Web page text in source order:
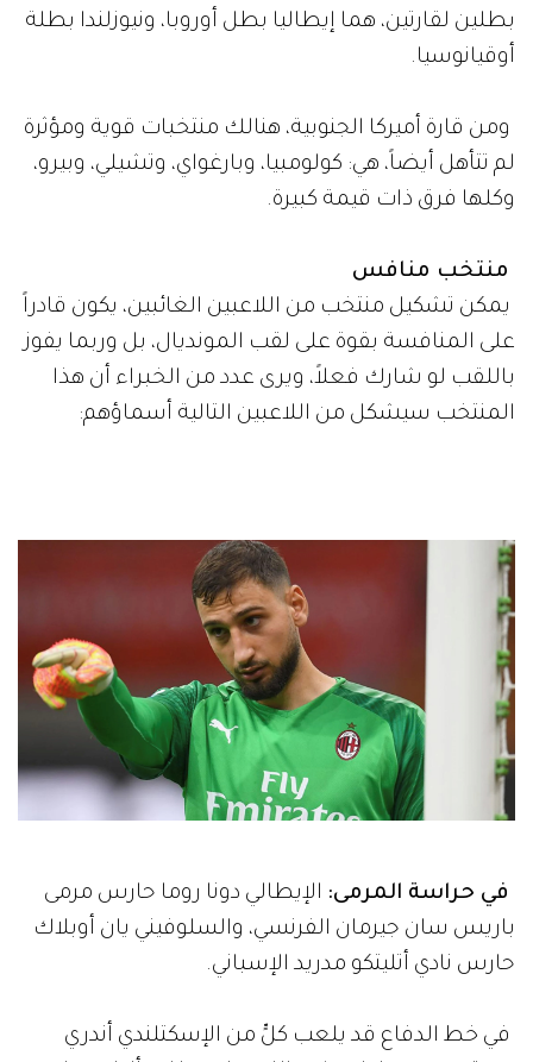
بطلين لقارتين، هما إيطاليا بطل أوروبا، ونيوزلندا بطلة
أوقيانوسيا.
ومن قارة أميركا الجنوبية، هنالك منتخبات قوية ومؤثرة
لم تتأهل أيضاً، هي: كولومبيا، وبارغواي، وتشيلي، وبيرو،
وكلها فرق ذات قيمة كبيرة.
منتخب منافس
يمكن تشكيل منتخب من اللاعبين الغائبين، يكون قادراً
على المنافسة بقوة على لقب المونديال، بل وربما يفوز
باللقب لو شارك فعلاً، ويرى عدد من الخبراء أن هذا
المنتخب سيشكل من اللاعبين التالية أسماؤهم:
في حراسة المرمى: الإيطالي دونا روما حارس مرمى
باريس سان جيرمان الفرنسي، والسلوفيني يان أوبلاك
حارس نادي أتليتكو مدريد الإسباني.
في خط الدفاع قد يلعب كلٍّ من الإسكتلندي أندري